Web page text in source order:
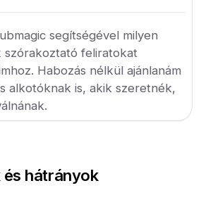
segítségével milyen
szórakoztató feliratokat
Habozás nélkül ajánlanám
alkotóknak is, akik szeretnék,
és hátrányok